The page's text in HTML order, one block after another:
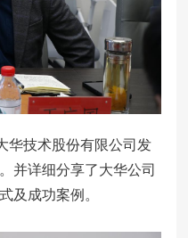
华技术股份有限公司发
并详细分享了大华公司
及成功案例。